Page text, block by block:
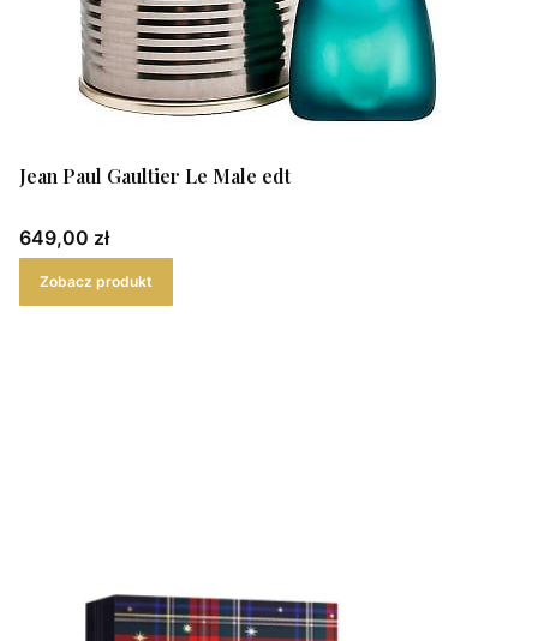
Jean Paul Gaultier Le Male edt
Cena
649,00 zł
Zobacz produkt